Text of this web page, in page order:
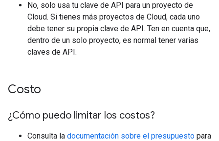
No, solo usa tu clave de API para un proyecto de
Cloud. Si tienes más proyectos de Cloud, cada uno
debe tener su propia clave de API. Ten en cuenta que,
dentro de un solo proyecto, es normal tener varias
claves de API.
Costo
¿Cómo puedo limitar los costos?
Consulta la documentación sobre el presupuesto para